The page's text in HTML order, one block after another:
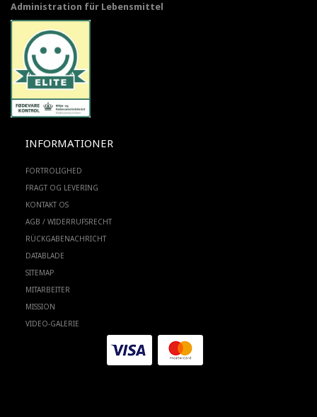
Administration für Lebensmittel
INFORMATIONER
FORTROLIGHED
FRAGT OG LEVERING
KONTAKT OS
AGB / WIDERRUFSRECHT
RÜCKGABENACHRICHT
DATABLADE
SITEMAP
MITARBEITER
MISSION
VIDEO-GALERIE